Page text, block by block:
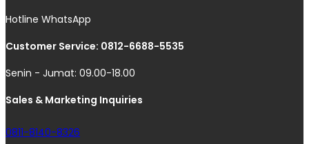
Hotline WhatsApp
Customer Service: 0812-6688-5535
Senin - Jumat: 09.00-18.00
Sales & Marketing Inquiries
0811-8140-8326